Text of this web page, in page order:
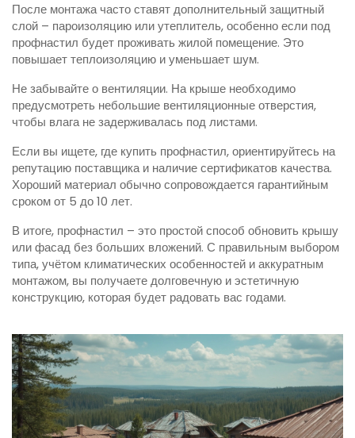
После монтажа часто ставят дополнительный защитный
слой – пароизоляцию или утеплитель, особенно если под
профнастил будет проживать жилой помещение. Это
повышает теплоизоляцию и уменьшает шум.
Не забывайте о вентиляции. На крыше необходимо
предусмотреть небольшие вентиляционные отверстия,
чтобы влага не задерживалась под листами.
Если вы ищете, где купить профнастил, ориентируйтесь на
репутацию поставщика и наличие сертификатов качества.
Хороший материал обычно сопровождается гарантийным
сроком от 5 до 10 лет.
В итоге, профнастил – это простой способ обновить крышу
или фасад без больших вложений. С правильным выбором
типа, учётом климатических особенностей и аккуратным
монтажом, вы получаете долговечную и эстетичную
конструкцию, которая будет радовать вас годами.